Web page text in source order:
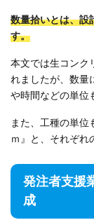
数量拾いとは、設
す。
本文では生コンク
れましたが、数量
や時間などの単位
また、工種の単位
ｍ』と、それぞれ
発注者支援
成